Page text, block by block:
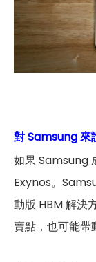
對 Samsung 來
如果 Samsung
Exynos。
動版 HBM 解決
賣點，也可能帶